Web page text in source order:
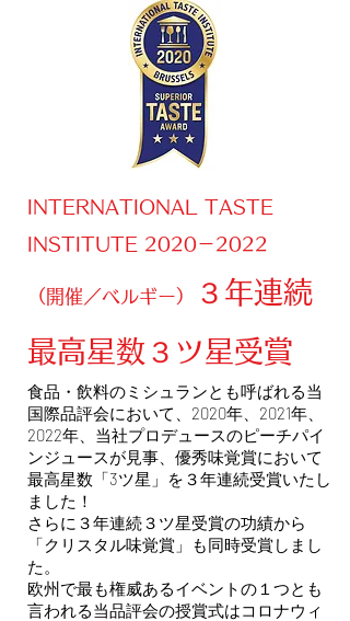
INTERNATIONAL TASTE
INSTITUTE 2020－2022
（開催／ベルギー）
３年連続
最高星数３ツ星受賞
食品・飲料のミシュランとも呼ばれる当
国際品評会において、2020年、2021年、
2022年、当社プロデュースのピーチパイ
ンジュースが見事、優秀味覚賞において
最高星数「3ツ星」を３年連続受賞いたし
ました！
さらに３年連続３ツ星受賞の功績から
「クリスタル味覚賞」も同時受賞しまし
た。
欧州で最も権威あるイベントの１つとも
言われる当品評会の授賞式はコロナウィ